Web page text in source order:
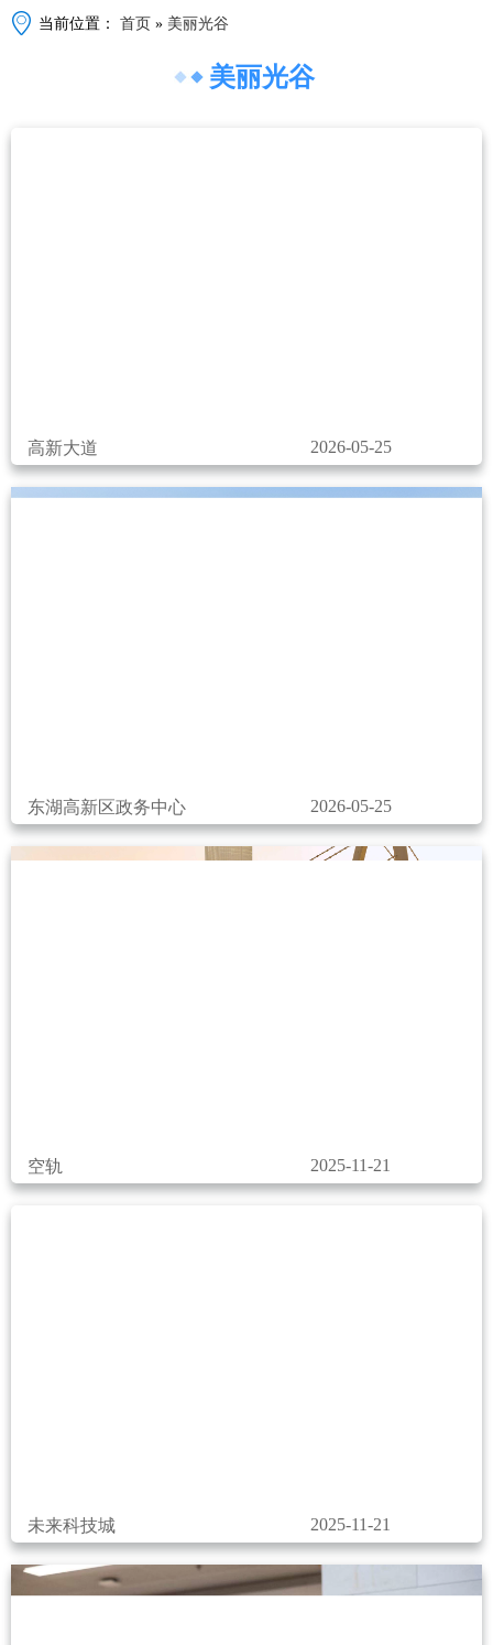
当前位置： 首页 » 美丽光谷
美丽光谷
高新大道 2026-05-25
东湖高新区政务中心 2026-05-25
空轨 2025-11-21
未来科技城 2025-11-21